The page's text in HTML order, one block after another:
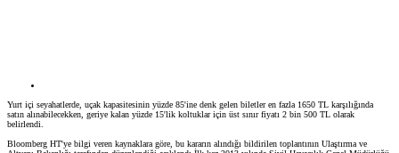
Yurt içi seyahatlerde, uçak kapasitesinin yüzde 85'ine denk gelen biletler en fazla 1650 TL karşılığında
satın alınabilecekken, geriye kalan yüzde 15'lik koltuklar için üst sınır fiyatı 2 bin 500 TL olarak
belirlendi.
Bloomberg HT'ye bilgi veren kaynaklara göre, bu kararın alındığı bildirilen toplantının Ulaştırma ve